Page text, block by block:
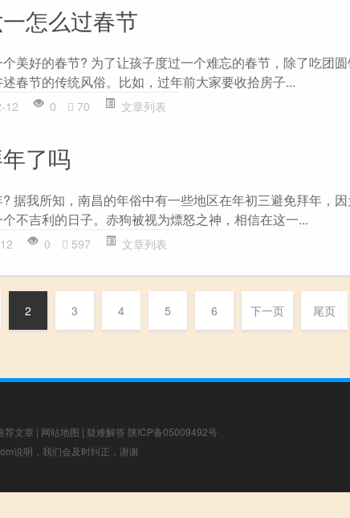
怎么过春节
美好的春节? 为了让孩子度过一个难忘的春节，除了吃团
春节的传统风俗。比如，过年前大家要收拾房子...
12 0 70 文章列表
了吗
据我所知，南昌的年俗中有一些地区在年初三避免拜年，
不吉利的日子。赤狗被视为熛怒之神，相信在这一...
0 597 文章列表
2 3 4 5 6 下一页 尾页
荐文章 | 网站地图 | 疑难解答 陕ICP备05009492号
说明，我们会及时纠正，谢谢